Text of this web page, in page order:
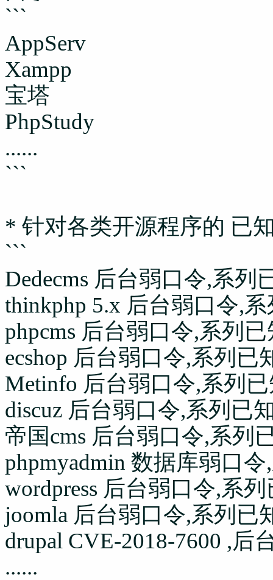
```
AppServ
Xampp
宝塔
PhpStudy
......
```
* 针对各类开源程序的 已
```
Dedecms 后台弱口令,系列
thinkphp 5.x 后台弱口令,
phpcms 后台弱口令,系列
ecshop 后台弱口令,系列已
Metinfo 后台弱口令,系列
discuz 后台弱口令,系列已
帝国cms 后台弱口令,系列
phpmyadmin 数据库弱口令
wordpress 后台弱口令,系
joomla 后台弱口令,系列已
drupal CVE-2018-7600 ,后
......